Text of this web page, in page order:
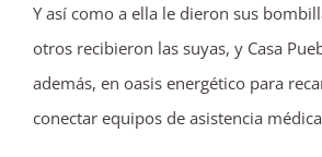
Y así como a ella le dieron sus
otros recibieron las suyas, y Casa
además, en oasis energético para
conectar equipos de asistencia